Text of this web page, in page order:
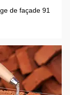
de façade 91